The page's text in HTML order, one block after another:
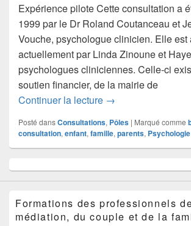
Expérience pilote Cette consultation a
1999 par le Dr Roland Coutanceau et
Vouche, psychologue clinicien. Elle est
actuellement par Linda Zinoune et
psychologues cliniciennes. Celle-ci
soutien financier, de la mairie de
Continuer la lecture Consultation de
→
Posté dansConsultations, Pôles | Marqué comme
consultation, enfant, famille, parents, Psychologie
principale
de
pour
Formations des professionnels
médiation, du couple et de la